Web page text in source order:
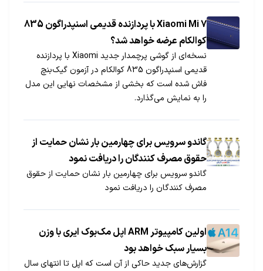
Xiaomi Mi 7 با پردازنده قدیمی اسنپدراگون 835
کوالکام عرضه خواهد شد؟
نسخه‌ای از گوشی پرچمدار جدید Xiaomi با پردازنده
قدیمی اسنپدراگون 835 کوالکام در آزمون گیک‌بنچ
فاش شده است که بخشی از مشخصات نهایی این مدل
را به نمایش می‎گذارد.
گاندو سرویس برای چهارمین بار نشان حمایت از
حقوق مصرف کنندگان را دریافت نمود
گاندو سرویس برای چهارمین بار نشان حمایت از حقوق
مصرف کنندگان را دریافت نمود
اولین کامپیوتر ARM اپل مک‌بوک ایری با وزن
بسیار سبک خواهد بود
گزارش‌های جدید حاکی از آن است که اپل تا انتهای سال